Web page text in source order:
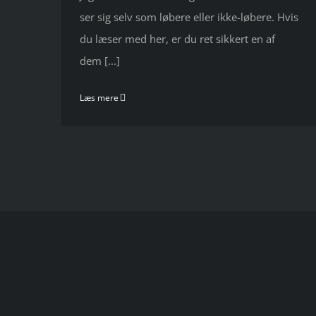
ser sig selv som løbere eller ikke-løbere. Hvis
du læser med her, er du ret sikkert en af
dem [...]
Læs mere